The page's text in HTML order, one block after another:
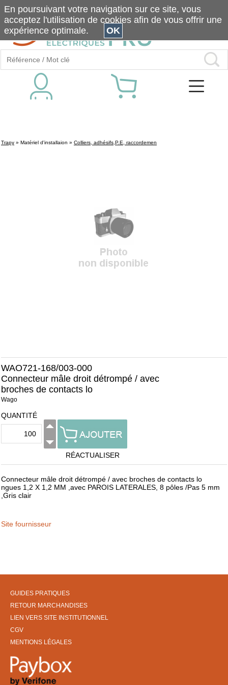
Trapy » Matériel d'installaion » Colliers, adhésifs,P.E, raccordemen
WAO721-168/003-000
Connecteur mâle droit détrompé / avec
broches de contacts lo
Wago
QUANTITÉ
RÉACTUALISER
Connecteur mâle droit détrompé / avec broches de contacts lo
ngues 1,2 X 1,2 MM ,avec PAROIS LATERALES, 8 pôles /Pas 5 mm
,Gris clair
Site fournisseur
GUIDES PRATIQUES
RETOUR MARCHANDISES
LIEN VERS SITE INSTITUTIONNEL
CGV
MENTIONS LÉGALES
En poursuivant votre navigation sur ce site, vous
acceptez l'utilisation de cookies afin de vous offrir une
expérience optimale.
OK